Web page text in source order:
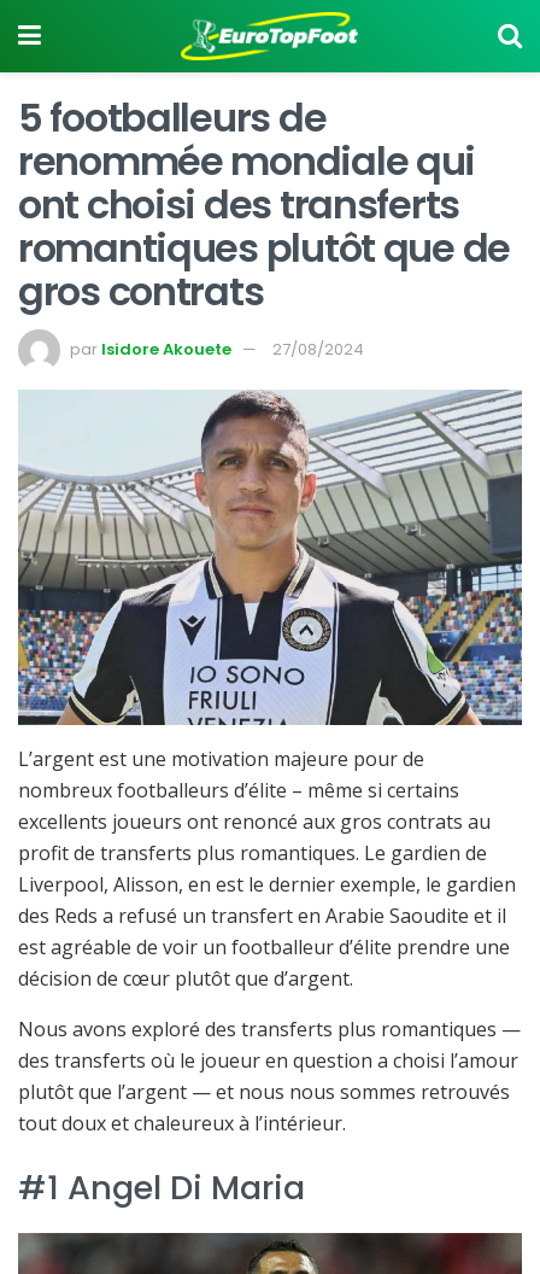
5 footballeurs de
renommée mondiale qui
ont choisi des transferts
romantiques plutôt que de
gros contrats
par Isidore Akouete 27/08/2024
L’argent est une motivation majeure pour de
nombreux footballeurs d’élite – même si certains
excellents joueurs ont renoncé aux gros contrats au
profit de transferts plus romantiques. Le gardien de
Liverpool, Alisson, en est le dernier exemple, le gardien
des Reds a refusé un transfert en Arabie Saoudite et il
est agréable de voir un footballeur d’élite prendre une
décision de cœur plutôt que d’argent.
Nous avons exploré des transferts plus romantiques —
des transferts où le joueur en question a choisi l’amour
plutôt que l’argent — et nous nous sommes retrouvés
tout doux et chaleureux à l’intérieur.
#1 Angel Di Maria